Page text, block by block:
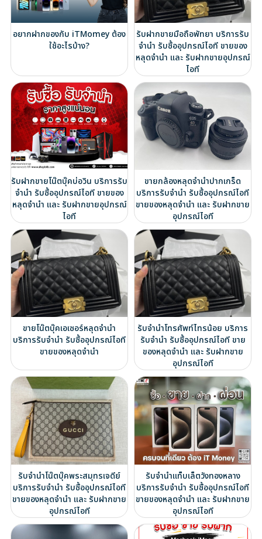
อยากฝากของกับ iTMomey ต้อง
ใช้อะไรบ้าง?
รับฝากขายมือถือพัทยา บริการรับ
จำนำ รับซื้ออุปกรณ์ไอที ขายของ
หลุดจำนำ และ รับฝากขายอุปกรณ์
ไอที
รับฝากขายโน๊ตบุ๊คบ่อวิน บริการรับ
จำนำ รับซื้ออุปกรณ์ไอที ขายของ
หลุดจำนำ และ รับฝากขายอุปกรณ์
ไอที
ขายกล้องหลุดจำนำปากเกร็ด
บริการรับจำนำ รับซื้ออุปกรณ์ไอที
ขายของหลุดจำนำ และ รับฝากขาย
อุปกรณ์ไอที
ขายโน๊ตบุ๊คเอเซอร์หลุดจำนำ
บริการรับจำนำ รับซื้ออุปกรณ์ไอที
ขายของหลุดจำนำ
รับจำนำโทรศัพท์ไทรน้อย บริการ
รับจำนำ รับซื้ออุปกรณ์ไอที ขาย
ของหลุดจำนำ และ รับฝากขาย
อุปกรณ์ไอที
รับจำนำโน๊ตบุ๊คพระสมุทรเจดีย์
บริการรับจำนำ รับซื้ออุปกรณ์ไอที
ขายของหลุดจำนำ และ รับฝากขาย
อุปกรณ์ไอที
รับจำนำแท็บเล็ตวังทองหลาง
บริการรับจำนำ รับซื้ออุปกรณ์ไอที
ขายของหลุดจำนำ และ รับฝากขาย
อุปกรณ์ไอที